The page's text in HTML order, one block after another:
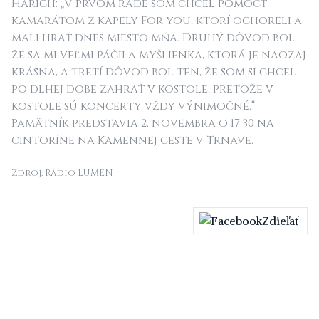
Harich: „V prvom rade som chcel pomôcť
kamarátom z kapely For you, ktorí ochoreli a
mali hrať dnes miesto mňa. Druhý dôvod bol,
že sa mi veľmi páčila myšlienka, ktorá je naozaj
krásna, a tretí dôvod bol ten, že som si chcel
po dlhej dobe zahrať v kostole, pretože v
kostole sú koncerty vždy výnimočné.“
Pamätník predstavia 2. novembra o 17:30 na
cintoríne na Kamennej ceste v Trnave.
Zdroj: Rádio LUMEN
Zdieľať